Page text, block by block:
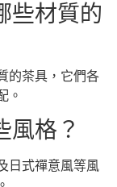
些材質的
的茶具，它們各
。
風格？
日式禪意風等風